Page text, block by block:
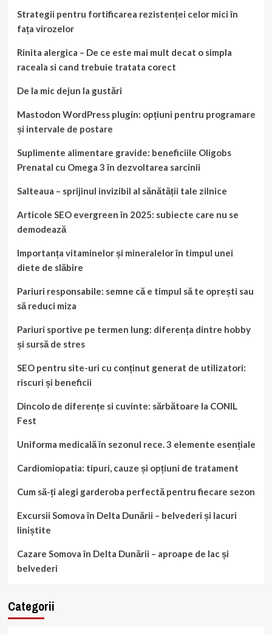
Strategii pentru fortificarea rezistenței celor mici în
fața virozelor
Rinita alergica – De ce este mai mult decat o simpla
raceala si cand trebuie tratata corect
De la mic dejun la gustări
Mastodon WordPress plugin: opțiuni pentru programare
și intervale de postare
Suplimente alimentare gravide: beneficiile Oligobs
Prenatal cu Omega 3 în dezvoltarea sarcinii
Salteaua – sprijinul invizibil al sănătății tale zilnice
Articole SEO evergreen în 2025: subiecte care nu se
demodează
Importanța vitaminelor și mineralelor în timpul unei
diete de slăbire
Pariuri responsabile: semne că e timpul să te oprești sau
să reduci miza
Pariuri sportive pe termen lung: diferența dintre hobby
și sursă de stres
SEO pentru site-uri cu conținut generat de utilizatori:
riscuri și beneficii
Dincolo de diferențe si cuvinte: sărbătoare la CONIL
Fest
Uniforma medicală în sezonul rece. 3 elemente esențiale
Cardiomiopatia: tipuri, cauze și opțiuni de tratament
Cum să-ți alegi garderoba perfectă pentru fiecare sezon
Excursii Somova în Delta Dunării – belvederi și lacuri
liniștite
Cazare Somova în Delta Dunării – aproape de lac și
belvederi
Categorii